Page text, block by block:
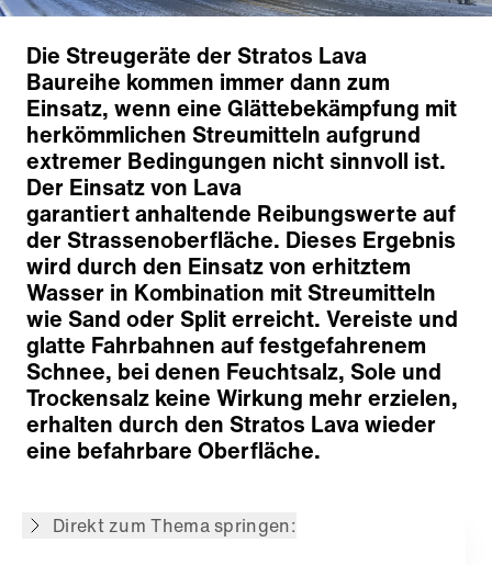
Die Streugeräte der Stratos Lava
Baureihe kommen immer dann zum
Einsatz, wenn eine Glättebekämpfung mit
herkömmlichen Streumitteln aufgrund
extremer Bedingungen nicht sinnvoll ist.
Der Einsatz von Lava
garantiert anhaltende Reibungswerte auf
der Strassenoberfläche. Dieses Ergebnis
wird durch den Einsatz von erhitztem
Wasser in Kombination mit Streumitteln
wie Sand oder Split erreicht. Vereiste und
glatte Fahrbahnen auf festgefahrenem
Schnee, bei denen Feuchtsalz, Sole und
Trockensalz keine Wirkung mehr erzielen,
erhalten durch den Stratos Lava wieder
eine befahrbare Oberfläche.
Direkt zum Thema springen:
Das Lava-Prinzip
Aufbau- und Abstellsysteme
Dosier- und Fördersystem
Feuchtsalzeinrichtung
Zurück zur Übersicht